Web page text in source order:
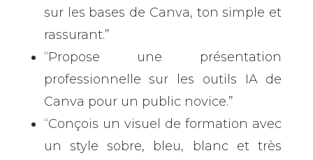
sur les bases de Canva, ton simple et
rassurant.”
“Propose une présentation
professionnelle sur les outils IA de
Canva pour un public novice.”
“Conçois un visuel de formation avec
un style sobre, bleu, blanc et très